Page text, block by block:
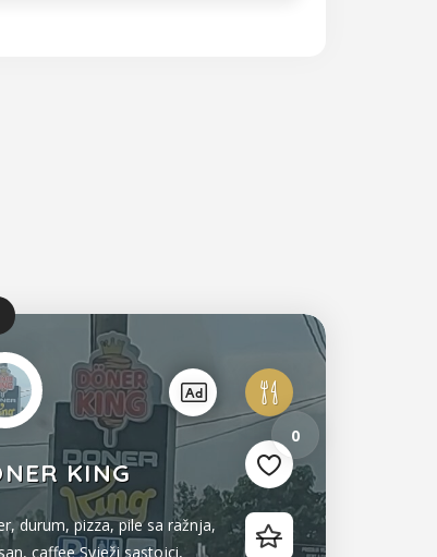
0
KING
durum, pizza, pile sa ražnja,
caffee Svježi sastojci,